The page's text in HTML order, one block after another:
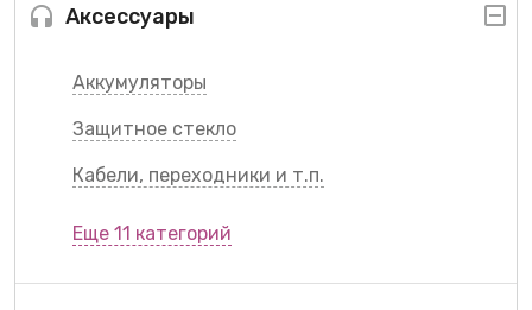
Аксессуары
Аккумуляторы
Защитное стекло
Кабели, переходники и т.п.
Еще 11 категорий